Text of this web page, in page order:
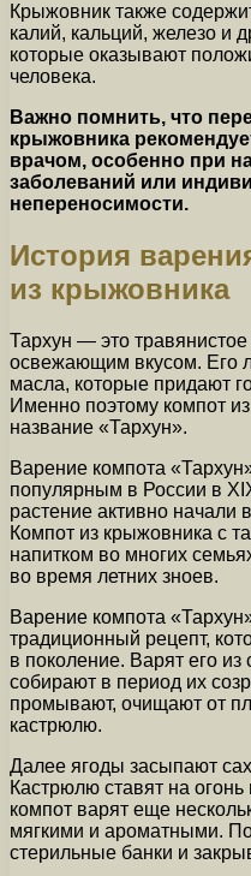
Крыжовник также
калий, кальций, железо и
которые оказывают
человека.
Важно помнить, что
крыжовника
врачом, особенно при
заболеваний или
непереносимости.
История
из крыжовника
Тархун — это
освежающим вкусом. Его
масла, которые придают
Именно поэтому компот
название «Тархун».
Варение компота
популярным в России в
растение активно начали
Компот из крыжовника с
напитком во многих
во время летних зноев.
Варение компота
традиционный рецепт,
в поколение. Варят его
собирают в период их
промывают, очищают от
кастрюлю.
Далее ягоды засыпают
Кастрюлю ставят на
компот варят еще
мягкими и ароматными.
стерильные банки и